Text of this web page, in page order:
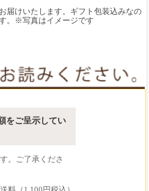
届けいたします。ギフト包装込みなの
。※写真はイメージです